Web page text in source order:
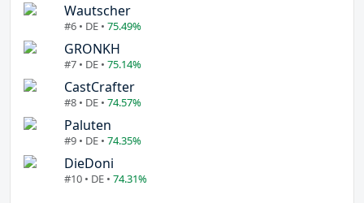
Wautscher
#6 • DE • 75.49%
GRONKH
#7 • DE • 75.14%
CastCrafter
#8 • DE • 74.57%
Paluten
#9 • DE • 74.35%
DieDoni
#10 • DE • 74.31%